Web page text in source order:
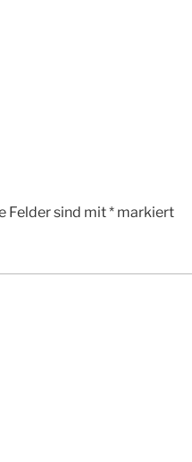
Felder sind mit* markiert